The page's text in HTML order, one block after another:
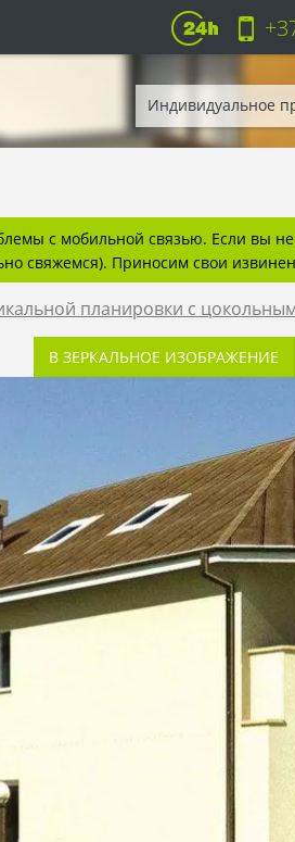
Индивидуальное
с мобильной связью. Если вы
свяжемся). Приносим свои
планировки с
В ЗЕРКАЛЬНОЕ ИЗОБРАЖЕНИЕ